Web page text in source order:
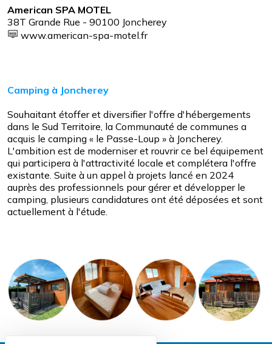
American SPA MOTEL
38T Grande Rue - 90100 Joncherey
www.american-spa-motel.fr
Camping à Joncherey
Souhaitant étoffer et diversifier l'offre d'hébergements
dans le Sud Territoire, la Communauté de communes a
acquis le camping « le Passe-Loup » à Joncherey.
L'ambition est de moderniser et rouvrir ce bel équipement
qui participera à l'attractivité locale et complétera l'offre
existante. Suite à un appel à projets lancé en 2024
auprès des professionnels pour gérer et développer le
camping, plusieurs candidatures ont été déposées et sont
actuellement à l'étude.